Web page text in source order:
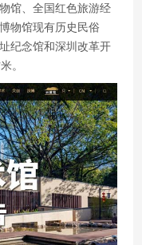
馆、全国红色旅游经
物馆现有历史民俗
纪念馆和深圳改革开
。